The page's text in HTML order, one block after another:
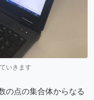
いきます
の点の集合体からなる